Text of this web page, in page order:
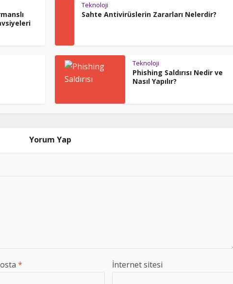
Teknoloji
Sahte Antivirüslerin Zararları Nelerdir?
Teknoloji
Phishing Saldırısı Nedir ve
Nasıl Yapılır?
Yorum Yap
* İnternet sitesi